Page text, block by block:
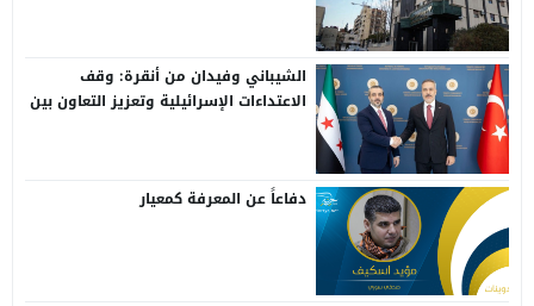
الشيباني وفيدان من أنقرة: وقف
الاعتداءات الإسرائيلية وتعزيز التعاون بين
دفاعاً عن المعرفة كمعيار